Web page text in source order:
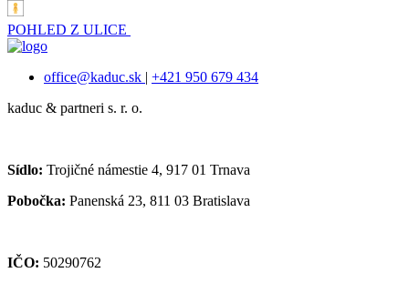
POHLED Z ULICE
office@kaduc.sk | +421 950 679 434
kaduc & partneri s. r. o.
Sídlo: Trojičné námestie 4, 917 01 Trnava
Pobočka: Panenská 23, 811 03 Bratislava
IČO: 50290762